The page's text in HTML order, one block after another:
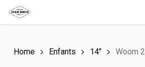
Skip
to
contentHome Enfants 14" Woom